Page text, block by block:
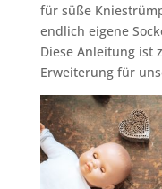
für süße
endlich eigene
Diese Anleitung ist
Erweiterung für